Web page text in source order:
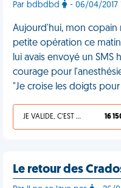
Par bdbdbd - 06/04/2017
Aujourd'hui, mon copain
petite opération ce
lui avais envoyé un
courage pour
"Je croise les doigts
JE VALIDE, C'EST UNE VDM 16
Le retour des